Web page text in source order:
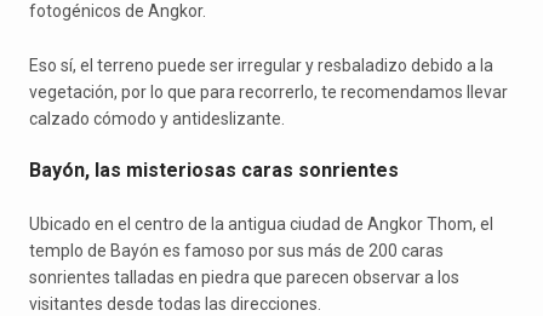
fotogénicos de Angkor.
Eso sí, el terreno puede ser irregular y resbaladizo debido a la
vegetación, por lo que para recorrerlo, te recomendamos llevar
calzado cómodo y antideslizante.
Bayón, las misteriosas caras sonrientes
Ubicado en el centro de la antigua ciudad de Angkor Thom, el
templo de Bayón es famoso por sus más de 200 caras
sonrientes talladas en piedra que parecen observar a los
visitantes desde todas las direcciones.